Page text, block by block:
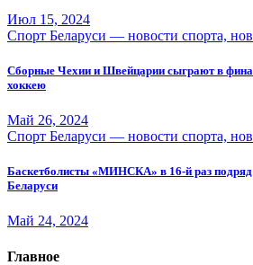
Июл 15, 2024
Спорт Беларуси — новости спорта,
Сборные Чехии и Швейцарии сыграют в
хоккею
Май 26, 2024
Спорт Беларуси — новости спорта,
Баскетболисты «МИНСКА» в 16-й раз
Беларуси
Май 24, 2024
Главное